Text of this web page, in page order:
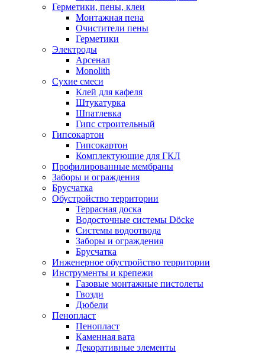
Герметики, пены, клеи
Монтажная пена
Очистители пены
Герметики
Электроды
Арсенал
Monolith
Сухие смеси
Клей для кафеля
Штукатурка
Шпатлевка
Гипс строительный
Гипсокартон
Гипсокартон
Комплектующие для ГКЛ
Профилированные мембраны
Заборы и ограждения
Брусчатка
Обустройство территории
Террасная доска
Водосточные системы Döcke
Системы водоотвода
Заборы и ограждения
Брусчатка
Инженерное обустройство территории
Инструменты и крепежи
Газовые монтажные пистолеты
Гвозди
Дюбели
Пенопласт
Пенопласт
Каменная вата
Декоративные элементы